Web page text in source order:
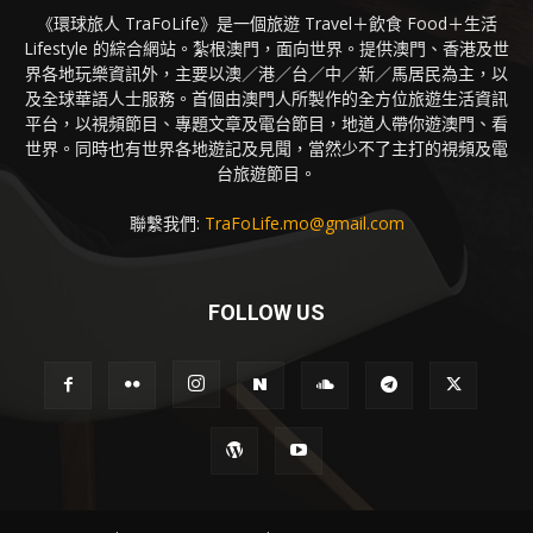
《環球旅人 TraFoLife》是一個旅遊 Travel＋飲食 Food＋生活
Lifestyle 的綜合網站。紮根澳門，面向世界。提供澳門、香港及世
界各地玩樂資訊外，主要以澳／港／台／中／新／馬居民為主，以
及全球華語人士服務。首個由澳門人所製作的全方位旅遊生活資訊
平台，以視頻節目、專題文章及電台節目，地道人帶你遊澳門、看
世界。同時也有世界各地遊記及見聞，當然少不了主打的視頻及電
台旅遊節目。
聯繫我們: TraFoLife.mo@gmail.com
FOLLOW US